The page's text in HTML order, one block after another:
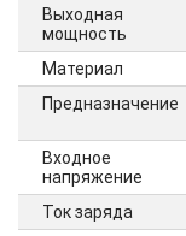
Выходная
мощность
Материал
Предназначение
Входное
напряжение
Ток заряда